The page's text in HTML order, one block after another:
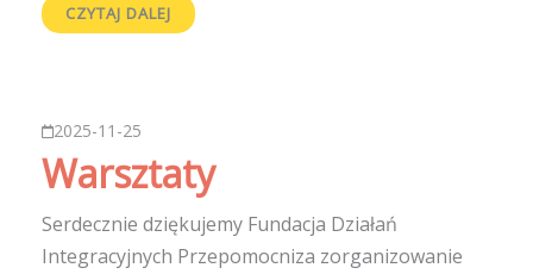
CZYTAJ DALEJ
2025-11-25
Warsztaty
Serdecznie dziękujemy Fundacja Działań
Integracyjnych Przepomocniza zorganizowanie